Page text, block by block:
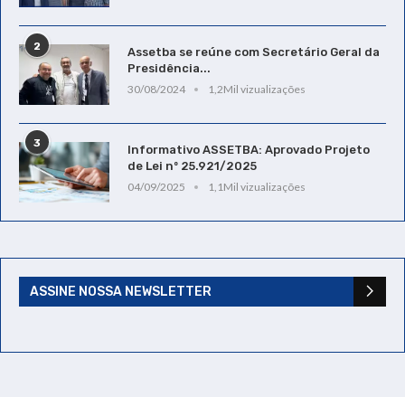
2
Assetba se reúne com Secretário Geral da
Presidência...
30/08/2024
1,2Mil vizualizações
3
Informativo ASSETBA: Aprovado Projeto
de Lei nº 25.921/2025
04/09/2025
1,1Mil vizualizações
ASSINE NOSSA NEWSLETTER